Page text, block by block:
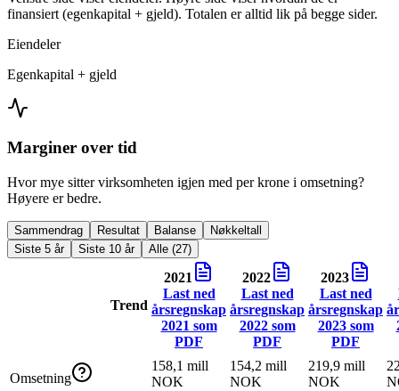
finansiert (egenkapital + gjeld). Totalen er alltid lik på begge sider.
Eiendeler
Egenkapital + gjeld
Marginer over tid
Hvor mye sitter virksomheten igjen med per krone i omsetning?
Høyere er bedre.
Sammendrag Resultat Balanse
Nøkkeltall
Siste 5 år
Siste 10 år Alle (27)
Trend
2021
Last ned
årsregnskap
2021 som
PDF
2022
Last ned
årsregnskap
2022som
PDF
2023
Last ned
årsregnskap
2023som
PDF
Omsetning
158,1 mill
NOK
154,2 mill
NOK
219,9 mill
NOK